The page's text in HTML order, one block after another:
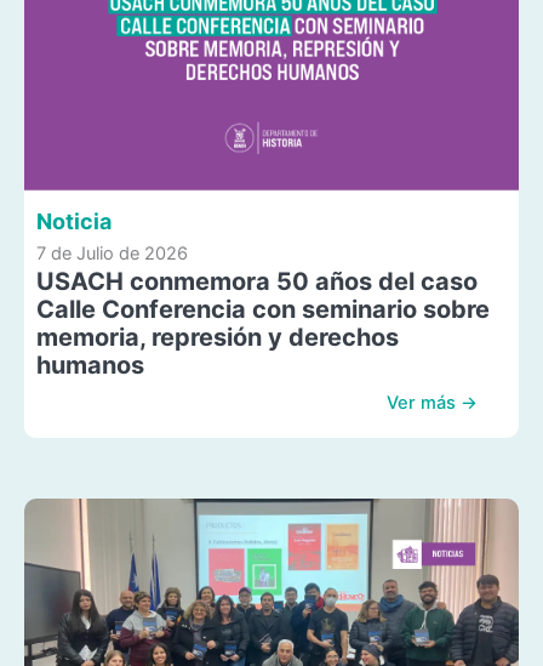
Noticia
7 de Julio de 2026
USACH conmemora 50 años del caso
Calle Conferencia con seminario sobre
memoria, represión y derechos
humanos
Ver más →